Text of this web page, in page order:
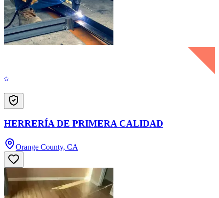
HERRERÍA DE PRIMERA CALIDAD
Orange County, CA